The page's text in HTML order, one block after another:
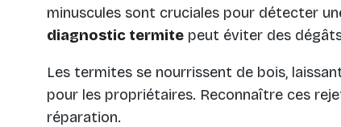
minuscules sont cruciales pour détecter
diagnostic termite peut éviter des
Les termites se nourrissent de bois,
pour les propriétaires. Reconnaître ces
réparation.